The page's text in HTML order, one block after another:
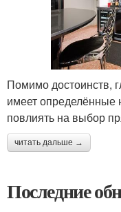
Помимо достоинств,
имеет определённые
повлиять на выбор
читать дальше →
Последние